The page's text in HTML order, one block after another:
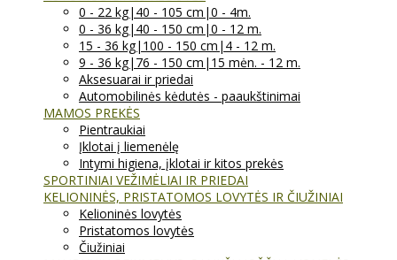
0 - 22 kg|40 - 105 cm|0 - 4m.
0 - 36 kg|40 - 150 cm|0 - 12 m.
15 - 36 kg|100 - 150 cm|4 - 12 m.
9 - 36 kg|76 - 150 cm|15 mėn. - 12 m.
Aksesuarai ir priedai
Automobilinės kėdutės - paaukštinimai
MAMOS PREKĖS
Pientraukiai
Įklotai į liemenėlę
Intymi higiena, įklotai ir kitos prekės
SPORTINIAI VEŽIMĖLIAI IR PRIEDAI
KELIONINĖS, PRISTATOMOS LOVYTĖS IR ČIUŽINIAI
Kelioninės lovytės
Pristatomos lovytės
Čiužiniai